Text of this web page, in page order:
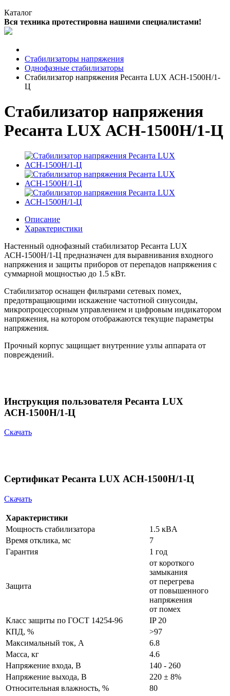
Каталог
Вся техника протестировна нашими специалистами!
Стабилизаторы напряжения
Однофазные стабилизаторы
Стабилизатор напряжения Ресанта LUX АСН-1500Н/1-
Ц
Стабилизатор напряжения
Ресанта LUX АСН-1500Н/1-Ц
Описание
Характеристики
Настенный однофазный стабилизатор Ресанта LUX
АСН-1500Н/1-Ц предназначен для выравнивания входного
напряжения и защиты приборов от перепадов напряжения с
суммарной мощностью до 1.5 кВт.
Стабилизатор оснащен фильтрами сетевых помех,
предотвращающими искажение частотной синусоиды,
микропроцессорным управлением и цифровым индикатором
напряжения, на котором отображаются текущие параметры
напряжения.
Прочный корпус защищает внутренние узлы аппарата от
повреждений.
Инструкция пользователя Ресанта LUX
АСН-1500Н/1-Ц
Скачать
Сертификат Ресанта LUX АСН-1500Н/1-Ц
Скачать
Характеристики
Мощность стабилизатора
1.5 кВA
Время отклика, мс
7
Гарантия
1 год
Защита
от короткого
замыкания
от перегрева
от повышенного
напряжения
от помех
Класс защиты по ГОСТ 14254-96
IP 20
КПД, %
>97
Максимальный ток, А
6.8
Масса, кг
4.6
Напряжение входа, В
140 - 260
Напряжение выхода, В
220 ± 8%
Относительная влажность, %
80